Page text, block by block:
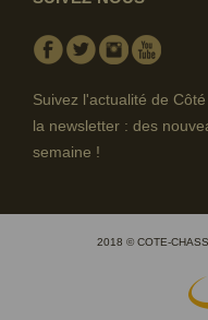
Facebook
TwitterInstagram
Suivez l'actualité de
la newsletter : des
semaine !
2018 © COTE-